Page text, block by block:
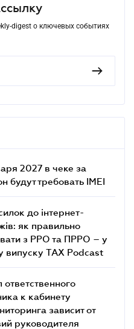
digest о ключевых событиях
2027 в чеке за
будут требовать IMEI
до інтернет-
як правильно
з РРО та ПРРО – у
випуску TAX Podcast
ответственного
к кабинету
зависит от
руководителя